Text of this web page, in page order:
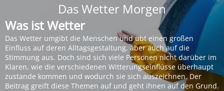
Das Wetter Morgen
Was ist Wetter
Das Wetter umgibt die Menschen und übt einen großen
Einfluss auf deren Alltagsgestaltung, aber auch auf die
Stimmung aus. Doch sind sich viele Personen nicht darüber im
Klaren, wie die verschiedenen Witterungseinflüsse überhaupt
zustande kommen und wodurch sie sich auszeichnen. Der
Beitrag greift diese Themen auf und geht ihnen auf den Grund.